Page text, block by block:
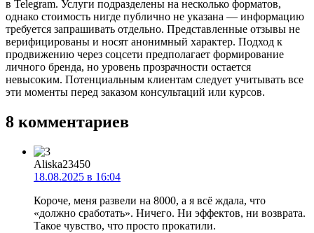
в Telegram. Услуги подразделены на несколько форматов,
однако стоимость нигде публично не указана — информацию
требуется запрашивать отдельно. Представленные отзывы не
верифицированы и носят анонимный характер. Подход к
продвижению через соцсети предполагает формирование
личного бренда, но уровень прозрачности остается
невысоким. Потенциальным клиентам следует учитывать все
эти моменты перед заказом консультаций или курсов.
8 комментариев
Aliska23450
18.08.2025 в 16:04
Короче, меня развели на 8000, а я всё ждала, что
«должно сработать». Ничего. Ни эффектов, ни возврата.
Такое чувство, что просто прокатили.